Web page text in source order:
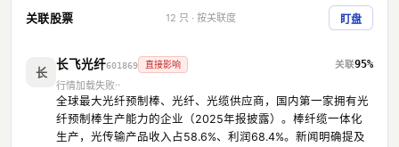
关联股票 12 只 · 按关联度 盯盘
长
长飞光纤601869 直接影响
95%
行情加载失败
全球最大光纤预制棒、光纤、光缆供应商，国内第一家拥有光
纤预制棒生产能力的企业（2025年报披露）。棒纤缆一体化
生产，光传输产品收入占58.6%、利润68.4%。新闻明确提及